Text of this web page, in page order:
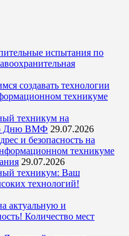
испытания по
создавать технологии
техникуме
техникум на
Дню ВМФ 29.07.2026
и безопасность на
техникуме
29.07.2026
техникум: Ваш
технологий!
актуальную и
Количество мест